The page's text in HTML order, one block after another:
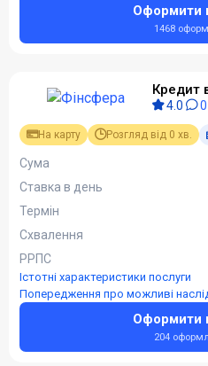
Оформити
1468
Кредит
4.0 0
На карту Розгляд від 0 хв.
Сума
Ставка в день
Термін
Схвалення
РРПС
Істотні характеристики послуги
Попередження про можливі
Оформити
204